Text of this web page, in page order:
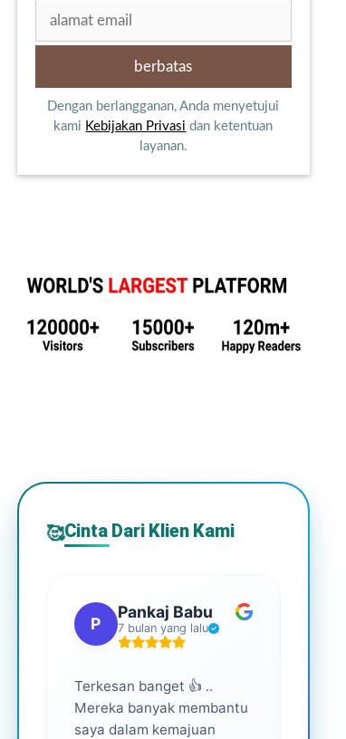
Dengan berlangganan, Anda menyetujui
kami Kebijakan Privasi dan ketentuan
layanan.
🥰Cinta Dari Klien Kami
P
Pankaj Babu
7 bulan yang lalu
Terkesan banget 👍 ..
Mereka banyak membantu
saya dalam kemajuan